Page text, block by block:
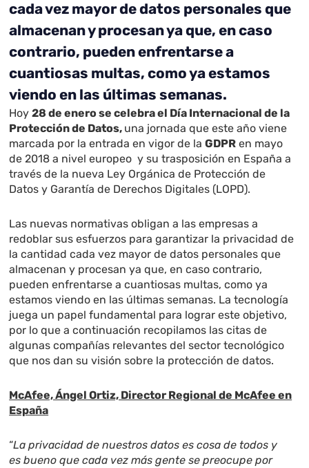
cada vez mayor de datos personales que
almacenan y procesan ya que, en caso
contrario, pueden enfrentarse a
cuantiosas multas, como ya estamos
viendo en las últimas semanas.
Hoy28 de enero se celebra el Día Internacional de la
Protección de Datos, una jornada que este año viene
marcada por la entrada en vigor de laGDPR en mayo
de 2018 a nivel europeo y su trasposición en España a
través de la nueva Ley Orgánica de Protección de
Datos y Garantía de Derechos Digitales (LOPD).
Las nuevas normativas obligan a las empresas a
redoblar sus esfuerzos para garantizar la privacidad de
la cantidad cada vez mayor de datos personales que
almacenan y procesan ya que, en caso contrario,
pueden enfrentarse a cuantiosas multas, como ya
estamos viendo en las últimas semanas. La tecnología
juega un papel fundamental para lograr este objetivo,
por lo que a continuación recopilamos las citas de
algunas compañías relevantes del sector tecnológico
que nos dan su visión sobre la protección de datos.
McAfee, Ángel Ortiz, Director Regional de McAfee en
España
“La privacidad de nuestros datos es cosa de todos y
es bueno que cada vez más gente se preocupe por